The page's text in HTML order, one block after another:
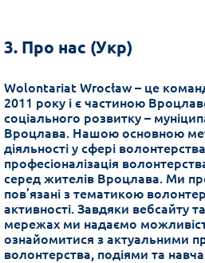
3. Про нас (Укр)
Wolontariat Wrocław – це
2011 року і є частиною
соціального розвитку –
Вроцлава. Нашою основною
діяльності у сфері
професіоналізація
серед жителів Вроцлава. Ми
пов’язані з тематикою
активності. Завдяки вебсайту
мережах ми надаємо
ознайомитися з актуальними
волонтерства, подіями та